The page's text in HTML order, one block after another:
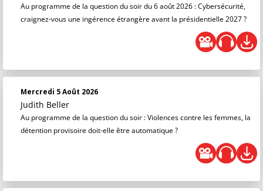
Au programme de la question du soir du 6 août 2026 : Cybersécurité,
craignez-vous une ingérence étrangère avant la présidentielle 2027 ?
Mercredi 5 Août 2026
Judith Beller
Au programme de la question du soir : Violences contre les femmes, la
détention provisoire doit-elle être automatique ?